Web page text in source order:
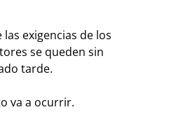
exigencias de los
se queden sin
tarde.
va a ocurrir.